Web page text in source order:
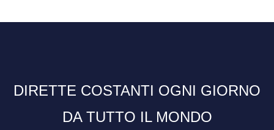
DIRETTE COSTANTI OGNI GIORNO
DA TUTTO IL MONDO